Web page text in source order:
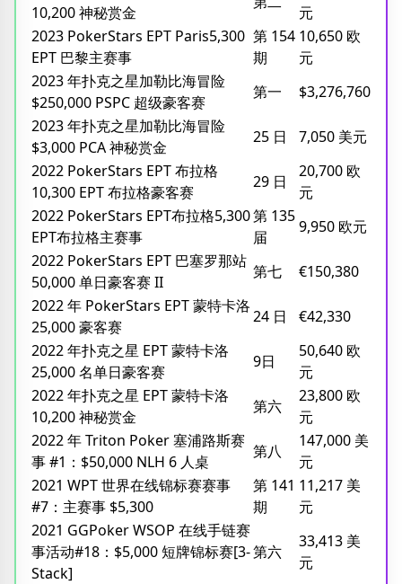
10,200 神秘赏金
元
2023 PokerStars EPT Paris5,300
EPT 巴黎主赛事
第 154
期
10,650 欧
元
2023 年扑克之星加勒比海冒险
$250,000 PSPC 超级豪客赛
第一
$3,276,760
2023 年扑克之星加勒比海冒险
$3,000 PCA 神秘赏金
25 日
7,050 美元
2022 PokerStars EPT 布拉格
10,300 EPT 布拉格豪客赛
29 日
20,700 欧
元
2022 PokerStars EPT布拉格5,300
EPT布拉格主赛事
第 135
届
9,950 欧元
2022 PokerStars EPT 巴塞罗那站
50,000 单日豪客赛 II
第七
€150,380
2022 年 PokerStars EPT 蒙特卡洛
25,000 豪客赛
24 日
€42,330
2022 年扑克之星 EPT 蒙特卡洛
25,000 名单日豪客赛
9日
50,640 欧
元
2022 年扑克之星 EPT 蒙特卡洛
10,200 神秘赏金
第六
23,800 欧
元
2022 年 Triton Poker 塞浦路斯赛
事 #1：$50,000 NLH 6 人桌
第八
147,000 美
元
2021 WPT 世界在线锦标赛赛事
#7：主赛事 $5,300
第 141
期
11,217 美
元
2021 GGPoker WSOP 在线手链赛
事活动#18：$5,000 短牌锦标赛[3-
Stack]
第六
33,413 美
元